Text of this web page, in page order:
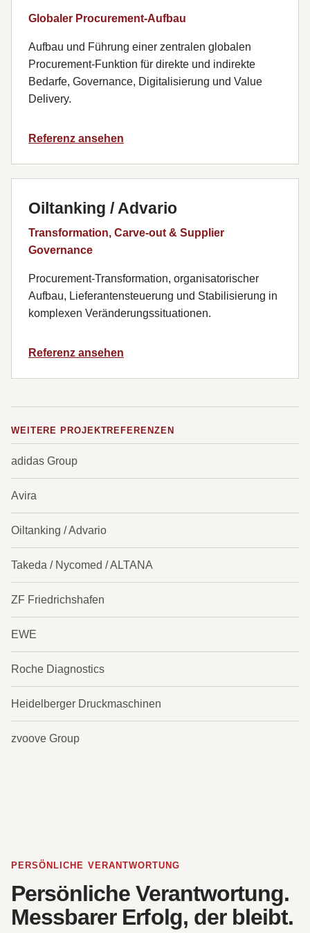
Globaler Procurement-Aufbau
Aufbau und Führung einer zentralen globalen
Procurement-Funktion für direkte und indirekte
Bedarfe, Governance, Digitalisierung und Value
Delivery.
Referenz ansehen
Oiltanking / Advario
Transformation, Carve-out & Supplier
Governance
Procurement-Transformation, organisatorischer
Aufbau, Lieferantensteuerung und Stabilisierung in
komplexen Veränderungssituationen.
Referenz ansehen
WEITERE PROJEKTREFERENZEN
adidas Group
Avira
Oiltanking / Advario
Takeda / Nycomed / ALTANA
ZF Friedrichshafen
EWE
Roche Diagnostics
Heidelberger Druckmaschinen
zvoove Group
PERSÖNLICHE VERANTWORTUNG
Persönliche Verantwortung.
Messbarer Erfolg, der bleibt.